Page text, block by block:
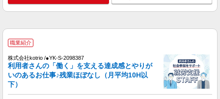
アルバイト
未経験・無資格OKの介護スタッフ
時給1,400円〜1,600円 ★週払いOK（規定あ
東京都稲城市 【最寄駅】稲城駅 ★勤務地は
職業紹介
株式会社kotrio /●YK-S-2098387
利用者さんの「働く」を支える達成感とやりが
いのあるお仕事♪残業ほぼなし（月平均10H以
下）